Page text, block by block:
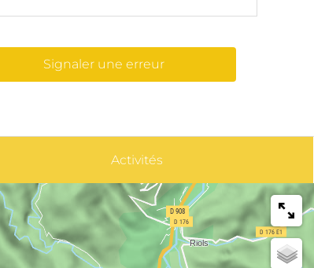
Signaler une erreur
Activités